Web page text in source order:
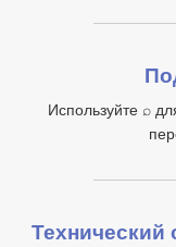
Используйте ⌕
Технический